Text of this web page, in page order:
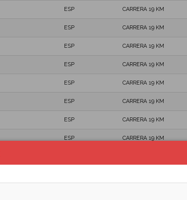
ESP CARRERA 19 KM
ESP CARRERA 19 KM
ESP CARRERA 19 KM
ESP CARRERA 19 KM
ESP CARRERA 19 KM
ESP CARRERA 19 KM
ESP CARRERA 19 KM
ESP CARRERA 19 KM